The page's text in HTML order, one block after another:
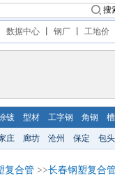
搜
数据中心 钢厂 工地价
镀 型材 工字钢 角钢
庄 廊坊 沧州 保定 包头
复合管 >>长春钢塑复合